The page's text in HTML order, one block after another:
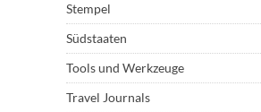
Stempel
Südstaaten
Tools und Werkzeuge
Travel Journals